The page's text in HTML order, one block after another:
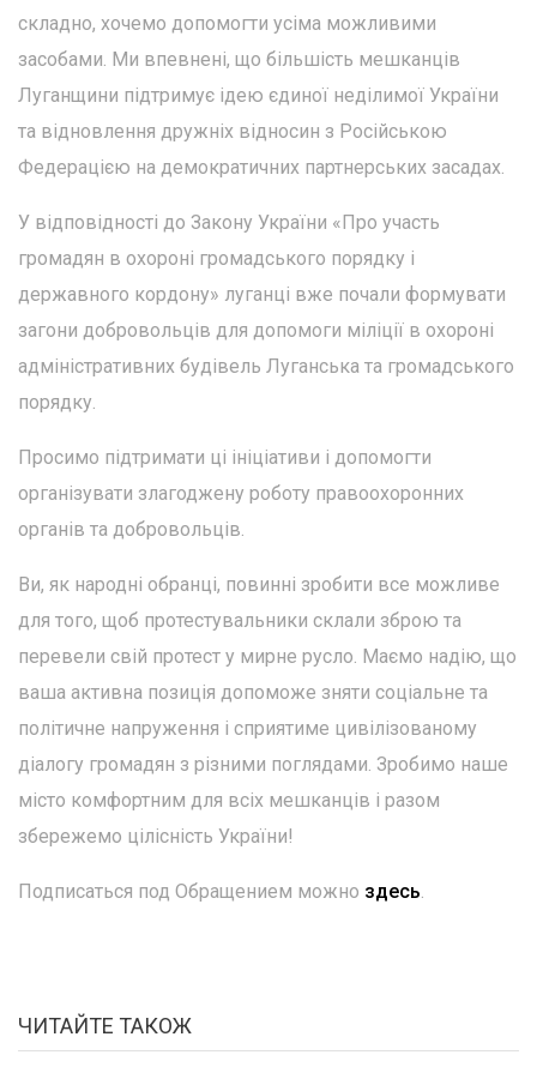
складно, хочемо допомогти усіма можливими
засобами. Ми впевнені, що більшість мешканців
Луганщини підтримує ідею єдиної неділимої України
та відновлення дружніх відносин з Російською
Федерацією на демократичних партнерських засадах.
У відповідності до Закону України «Про участь
громадян в охороні громадського порядку і
державного кордону» луганці вже почали формувати
загони добровольців для допомоги міліції в охороні
адміністративних будівель Луганська та громадського
порядку.
Просимо підтримати ці ініціативи і допомогти
організувати злагоджену роботу правоохоронних
органів та добровольців.
Ви, як народні обранці, повинні зробити все можливе
для того, щоб протестувальники склали зброю та
перевели свій протест у мирне русло. Маємо надію, що
ваша активна позиція допоможе зняти соціальне та
політичне напруження і сприятиме цивілізованому
діалогу громадян з різними поглядами. Зробимо наше
місто комфортним для всіх мешканців і разом
збережемо цілісність України!
Подписаться под Обращением можно здесь.
ЧИТАЙТЕ ТАКОЖ